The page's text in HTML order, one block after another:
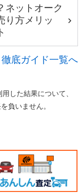
ネットオーク
り方メリッ
底ガイド一覧へ
した結果について、
負いません。